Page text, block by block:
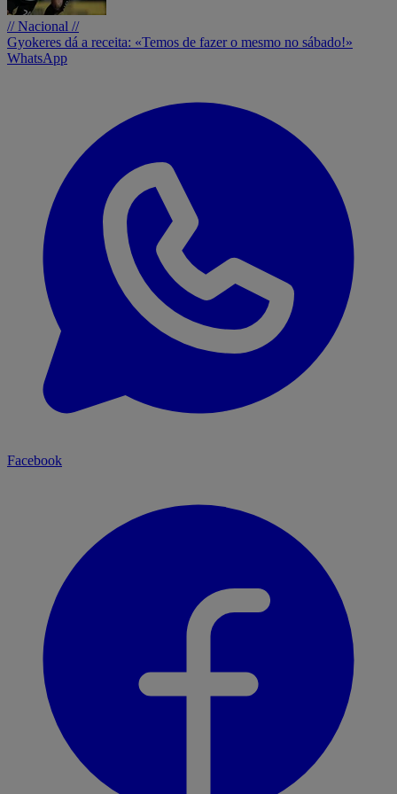
// Nacional //
Gyokeres dá a receita: «Temos de fazer o mesmo no sábado!»
WhatsApp
Facebook